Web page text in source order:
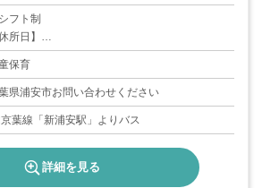
フト制
休所日】
・祝祭日・年末年始（12/29-1/3）
保育
県浦安市お問い合わせください
葉線「新浦安駅」よりバス
詳細を見る